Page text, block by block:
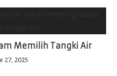
Memilih Tangki Air
27, 2025